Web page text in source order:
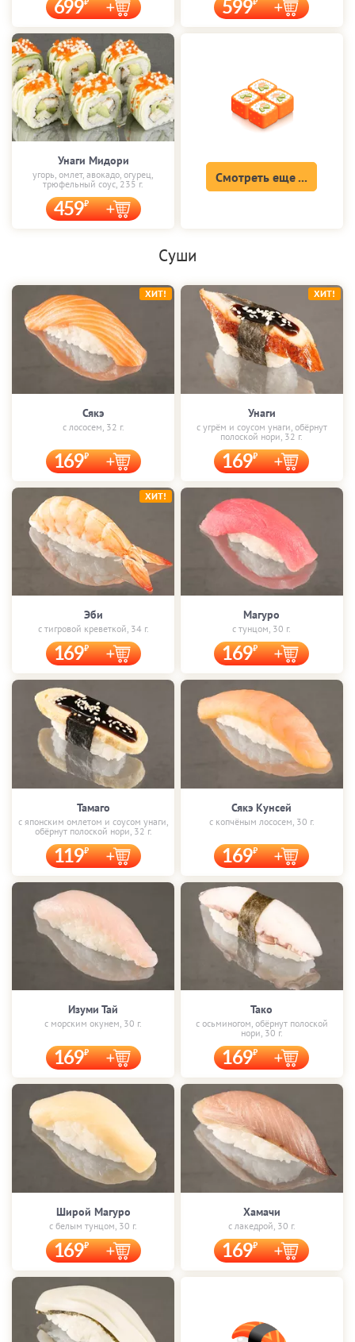
699 599
Унаги Мидори
угорь, омлет, авокадо, огурец,
трюфельный соус, 235 г.
459
Смотреть еще ...
Суши
Сякэ
с лососем, 32 г.
169
ХИТ!
Унаги
с угрём и соусом унаги, обёрнут
полоской нори, 32 г.
169
ХИТ!
Эби
с тигровой креветкой, 34 г.
169
ХИТ!
Магуро
с тунцом, 30 г.
169
Тамаго
с японским омлетом и соусом унаги,
обёрнут полоской нори, 32 г.
119
Сякэ Кунсей
с копчёным лососем, 30 г.
169
Изуми Тай
с морским окунем, 30 г.
169
Тако
с осьминогом, обёрнут полоской
нори, 30 г.
169
Широй Магуро
с белым тунцом, 30 г.
169
Хамачи
с лакедрой, 30 г.
169